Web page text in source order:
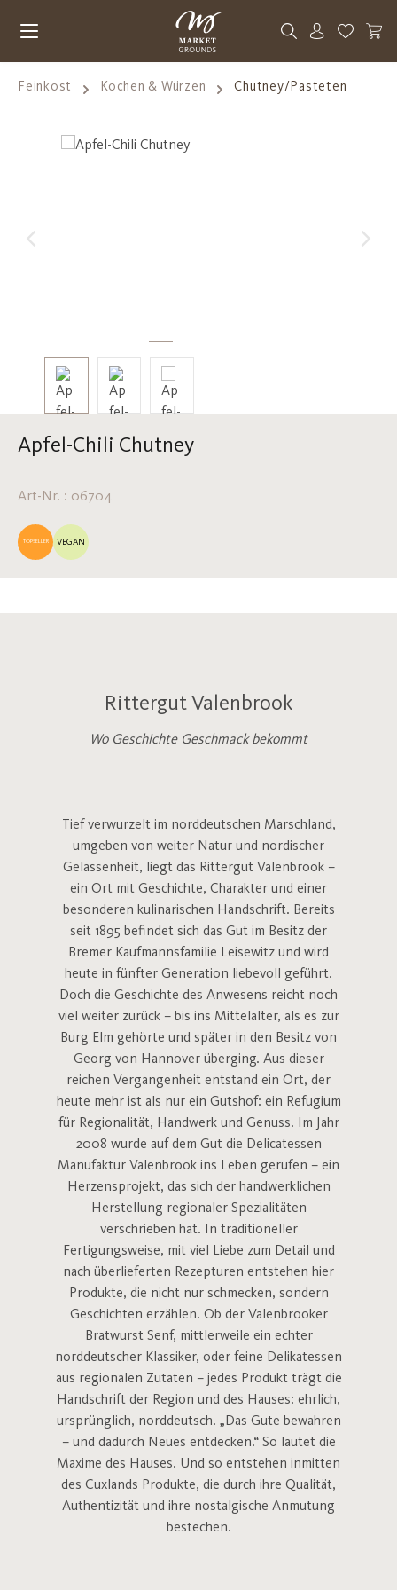
Du hast
Feinkost Kochen & Würzen Chutney/Pasteten
Bildergalerie überspringen
Apfel-Chili Chutney
Art-Nr. : 06704
TOPSELLER VEGAN
Rittergut Valenbrook
Wo Geschichte Geschmack bekommt
Tief verwurzelt im norddeutschen Marschland,
umgeben von weiter Natur und nordischer
Gelassenheit, liegt das Rittergut Valenbrook –
ein Ort mit Geschichte, Charakter und einer
besonderen kulinarischen Handschrift. Bereits
seit 1895 befindet sich das Gut im Besitz der
Bremer Kaufmannsfamilie Leisewitz und wird
heute in fünfter Generation liebevoll geführt.
Doch die Geschichte des Anwesens reicht noch
viel weiter zurück – bis ins Mittelalter, als es zur
Burg Elm gehörte und später in den Besitz von
Georg von Hannover überging. Aus dieser
reichen Vergangenheit entstand ein Ort, der
heute mehr ist als nur ein Gutshof: ein Refugium
für Regionalität, Handwerk und Genuss. Im Jahr
2008 wurde auf dem Gut die Delicatessen
Manufaktur Valenbrook ins Leben gerufen – ein
Herzensprojekt, das sich der handwerklichen
Herstellung regionaler Spezialitäten
verschrieben hat. In traditioneller
Fertigungsweise, mit viel Liebe zum Detail und
nach überlieferten Rezepturen entstehen hier
Produkte, die nicht nur schmecken, sondern
Geschichten erzählen. Ob der Valenbrooker
Bratwurst Senf, mittlerweile ein echter
norddeutscher Klassiker, oder feine Delikatessen
aus regionalen Zutaten – jedes Produkt trägt die
Handschrift der Region und des Hauses: ehrlich,
ursprünglich, norddeutsch. „Das Gute bewahren
– und dadurch Neues entdecken.“ So lautet die
Maxime des Hauses. Und so entstehen inmitten
des Cuxlands Produkte, die durch ihre Qualität,
Authentizität und ihre nostalgische Anmutung
bestechen.